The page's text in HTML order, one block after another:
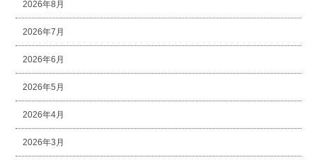
2026年8月
2026年7月
2026年6月
2026年5月
2026年4月
2026年3月